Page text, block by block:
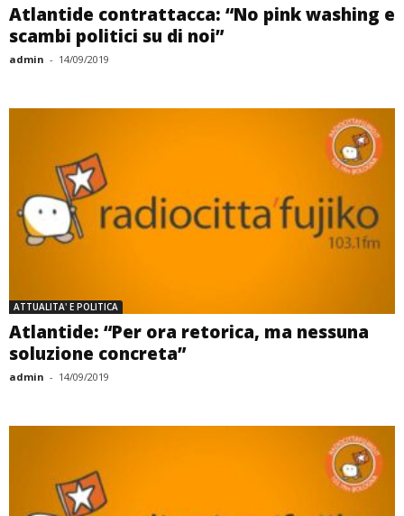
Atlantide contrattacca: “No pink washing e
scambi politici su di noi”
admin - 14/09/2019
ATTUALITA' E POLITICA
Atlantide: “Per ora retorica, ma nessuna
soluzione concreta”
admin - 14/09/2019